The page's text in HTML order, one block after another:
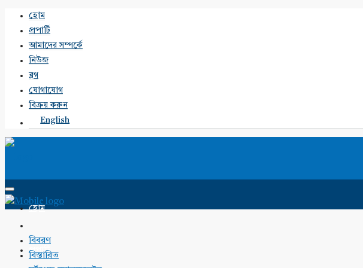
হোম
প্রপার্টি
আমাদের সম্পর্কে
নিউজ
ব্লগ
যোগাযোগ
বিক্রয় করুন
English
হোম
প্রপার্টি
বিবরণ
বিস্তারিত